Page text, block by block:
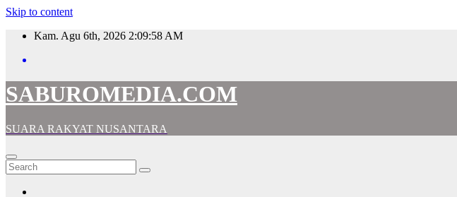
Skip to content
Kam. Agu 6th, 2026 2:10:00 AM
SABUROMEDIA.COM
SUARA RAKYAT NUSANTARA